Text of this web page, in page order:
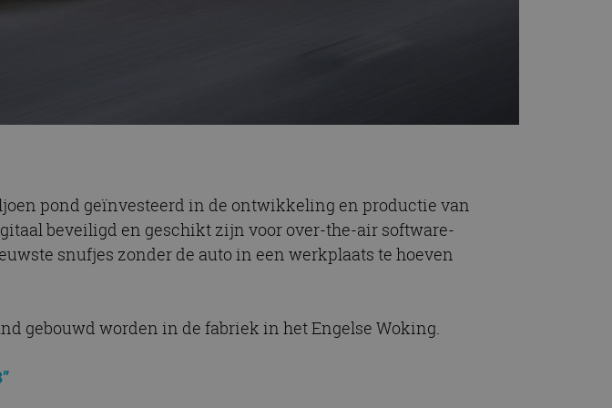
pond geïnvesteerd in de ontwikkeling en productie van
beveiligd en geschikt zijn voor over-the-air software-
snufjes zonder de auto in een werkplaats te hoeven
gebouwd worden in de fabriek in het Engelse Woking.